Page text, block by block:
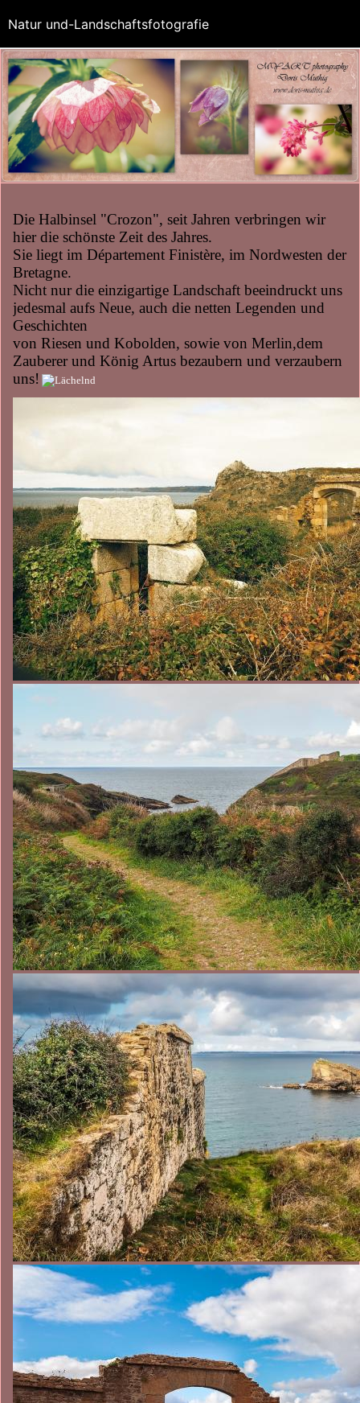
Die Halbinsel "Crozon", seit Jahren verbringen wir
hier die schönste Zeit des Jahres.
Sie liegt im Département Finistère, im Nordwesten der
Bretagne.
Nicht nur die einzigartige Landschaft beeindruckt uns
jedesmal aufs Neue, auch die netten Legenden und
Geschichten
von Riesen und Kobolden, sowie von Merlin,dem
Zauberer und König Artus bezaubern und verzaubern
uns!
Natur und-Landschaftsfotografie